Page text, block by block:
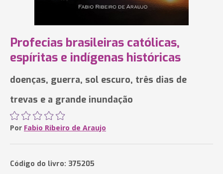
Profecias brasileiras católicas,
espíritas e indígenas históricas
doenças, guerra, sol escuro, três dias de
trevas e a grande inundação
Por Fabio Ribeiro de Araujo
Código do livro: 375205